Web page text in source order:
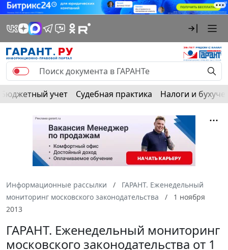
Бюджетный учет Судебная практика Налоги и
Информационные рассылки
ГАРАНТ. Еженедельный
мониторинг московского законодательства
1 ноября
2013
ГАРАНТ. Еженедельный мониторинг
московского законодательства от 1